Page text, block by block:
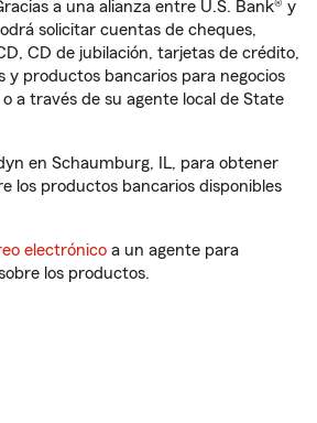
a una alianza entre U.S. Bank® y
solicitar cuentas de cheques,
CD de jubilación, tarjetas de crédito,
y productos bancarios para negocios
a través de su agente local de State
en Schaumburg, IL, para obtener
los productos bancarios disponibles
electrónico a un agente para
los productos.